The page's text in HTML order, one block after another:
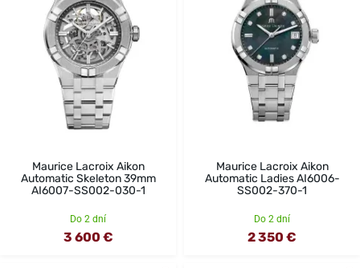
Maurice Lacroix Aikon
Automatic Skeleton 39mm
AI6007-SS002-030-1
Do 2 dní
3 600 €
Maurice Lacroix Aikon
Automatic Ladies AI6006-
SS002-370-1
Do 2 dní
2 350 €